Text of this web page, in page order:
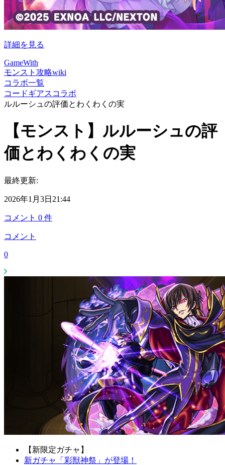
詳細を見る
GameWith
モンスト攻略wiki
コラボ一覧
コードギアスコラボ
ルルーシュの評価とわくわくの実
【モンスト】ルルーシュの評
価とわくわくの実
最終更新:
2026年1月3日21:44
コメント 0 件
コメント
0
【新限定ガチャ】
新ガチャ「彩獣神祭」が登場！